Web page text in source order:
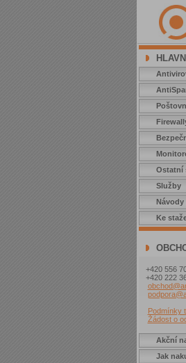
Ostatní
Služby
Návody
Ke
+420 556
+420 222
Podmínky
Žádost o
Akční
Jak